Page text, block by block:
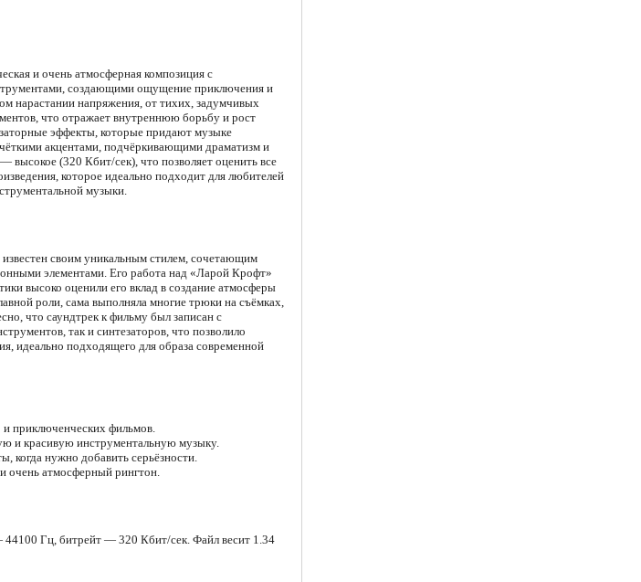
и очень атмосферная композиция с
создающими ощущение приключения и
нарастании напряжения, от тихих, задумчивых
что отражает внутреннюю борьбу и рост
эффекты, которые придают музыке
акцентами, подчёркивающими драматизм и
высокое (320 Кбит/сек), что позволяет оценить все
которое идеально подходит для любителей
музыки.
своим уникальным стилем, сочетающим
элементами. Его работа над «Ларой Крофт»
высоко оценили его вклад в создание атмосферы
роли, сама выполняла многие трюки на съёмках,
что саундтрек к фильму был записан с
так и синтезаторов, что позволило
идеально подходящего для образа современной
приключенческих фильмов.
и красивую инструментальную музыку.
когда нужно добавить серьёзности.
атмосферный рингтон.
Гц, битрейт — 320 Кбит/сек. Файл весит 1.34